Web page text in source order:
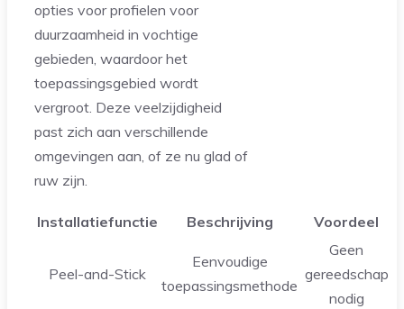
opties voor profielen voor
duurzaamheid in vochtige
gebieden, waardoor het
toepassingsgebied wordt
vergroot. Deze veelzijdigheid
past zich aan verschillende
omgevingen aan, of ze nu glad of
ruw zijn.
Installatiefunctie Beschrijving Voordeel
Peel-and-Stick
Eenvoudige
toepassingsmethode
Geen
gereedschap
nodig